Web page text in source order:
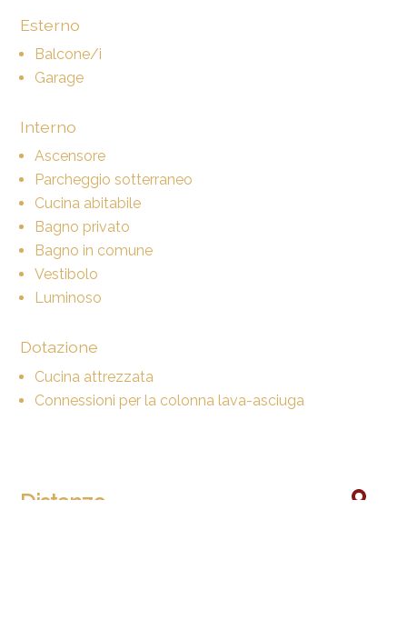
Esterno
Balcone/i
Garage
Interno
Ascensore
Parcheggio sotterraneo
Cucina abitabile
Bagno privato
Bagno in comune
Vestibolo
Luminoso
Dotazione
Cucina attrezzata
Connessioni per la colonna lava-asciuga
Distanze